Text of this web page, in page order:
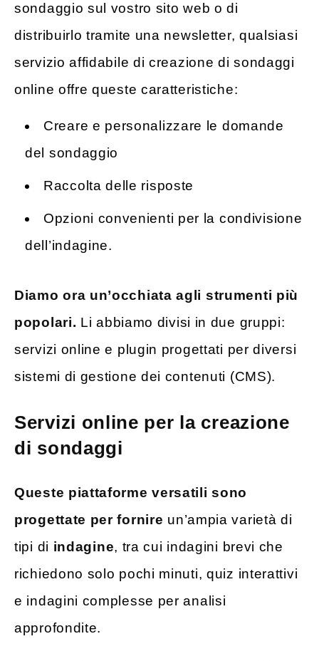
sondaggio sul vostro sito web o di
distribuirlo tramite una newsletter, qualsiasi
servizio affidabile di creazione di sondaggi
online offre queste caratteristiche:
Creare e personalizzare le domande
del sondaggio
Raccolta delle risposte
Opzioni convenienti per la condivisione
dell’indagine.
Diamo ora un’occhiata agli strumenti più
popolari. Li abbiamo divisi in due gruppi:
servizi online e plugin progettati per diversi
sistemi di gestione dei contenuti (CMS).
Servizi online per la creazione
di sondaggi
Queste piattaforme versatili sono
progettate per fornire un’ampia varietà di
tipi di indagine, tra cui indagini brevi che
richiedono solo pochi minuti, quiz interattivi
e indagini complesse per analisi
approfondite.